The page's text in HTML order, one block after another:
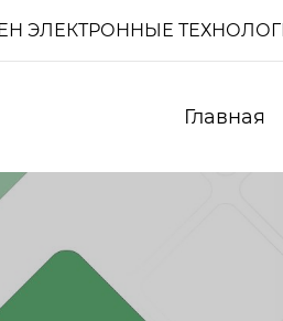
ЭЛЕКТРОННЫЕ
Главная